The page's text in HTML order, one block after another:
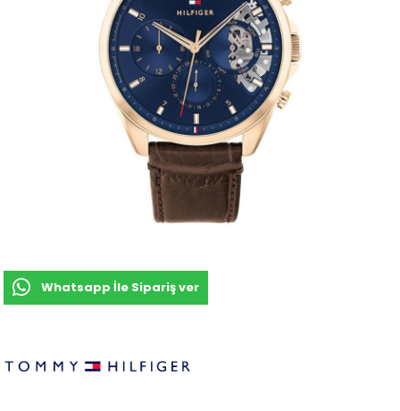
Whatsapp İle Sipariş ver